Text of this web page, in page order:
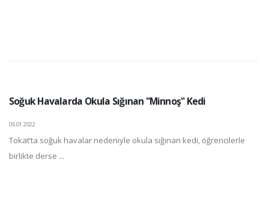
Soğuk Havalarda Okula Sığınan "Minnoş" Kedi
05.01.2022
Tokat’ta soğuk havalar nedeniyle okula sığınan kedi, öğrencilerle
birlikte derse ...